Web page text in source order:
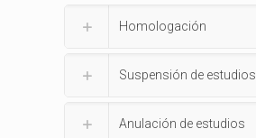
Homologación
Suspensión de estudios
Anulación de estudios